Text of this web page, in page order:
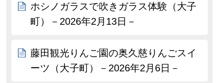
ホシノガラスで吹きガラス体験（大子
町）－2026年2月13日－
藤田観光りんご園の奥久慈りんごスイ
ーツ（大子町）－2026年2月6日－